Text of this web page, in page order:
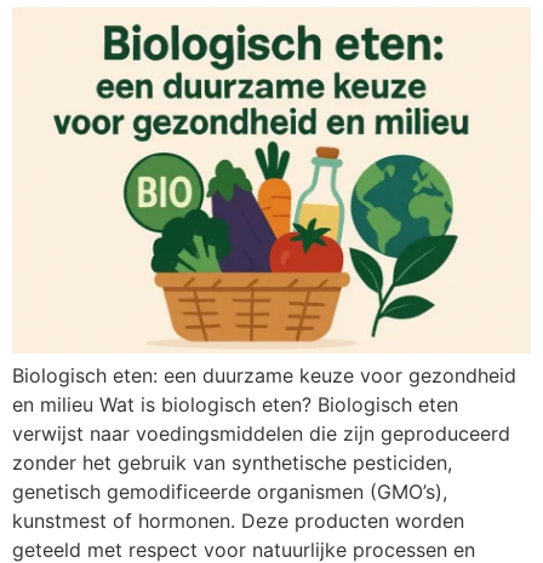
Biologisch eten: een duurzame keuze voor gezondheid
en milieu Wat is biologisch eten? Biologisch eten
verwijst naar voedingsmiddelen die zijn geproduceerd
zonder het gebruik van synthetische pesticiden,
genetisch gemodificeerde organismen (GMO’s),
kunstmest of hormonen. Deze producten worden
geteeld met respect voor natuurlijke processen en